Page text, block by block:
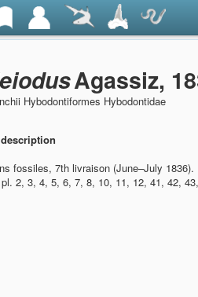
Agassiz,
Hybodontiformes Hybodontidae
fossiles, 7th livraison (June–July 1836).
2, 3, 4, 5, 6, 7, 8, 10, 11, 12, 41, 42,